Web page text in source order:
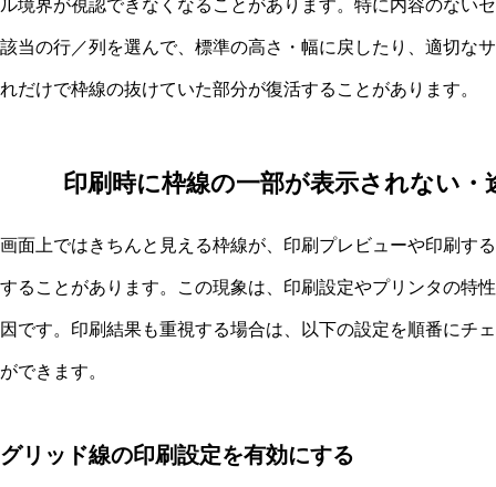
ル境界が視認できなくなることがあります。特に内容のない
該当の行／列を選んで、標準の高さ・幅に戻したり、適切な
れだけで枠線の抜けていた部分が復活することがあります。
印刷時に枠線の一部が表示されない・
画面上ではきちんと見える枠線が、印刷プレビューや印刷す
することがあります。この現象は、印刷設定やプリンタの特
因です。印刷結果も重視する場合は、以下の設定を順番にチ
ができます。
グリッド線の印刷設定を有効にする